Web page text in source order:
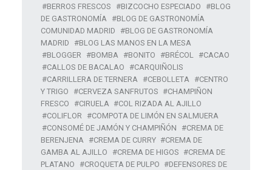
BERROS FRESCOS
BIZCOCHO ESPECIADO
BLOG
DE GASTRONOMÍA
BLOG DE GASTRONOMÍA
COMUNIDAD MADRID
BLOG DE GASTRONOMÍA
MADRID
BLOG LAS MANOS EN LA MESA
BLOGGER
BOMBA BONITO BRÉCOL
CACAO
CALLOS DE BACALAO
CARQUIÑOLIS
CARRILLERA DE TERNERA
CEBOLLETA
CENTRO
Y TRIGO
CERVEZA SANFRUTOS
CHAMPIÑON
FRESCO
CIRUELA
COL RIZADA AL AJILLO
COLIFLOR
COMPOTA DE LIMÓN EN SALMUERA
CONSOMÉ DE JAMÓN Y CHAMPIÑÓN
CREMA DE
BERENJENA
CREMA DE CURRY
CREMA DE
GAMBA AL AJILLO
CREMA DE HIGOS
CREMA DE
PLATANO
CROQUETA DE PULPO
DEFENSORES DE